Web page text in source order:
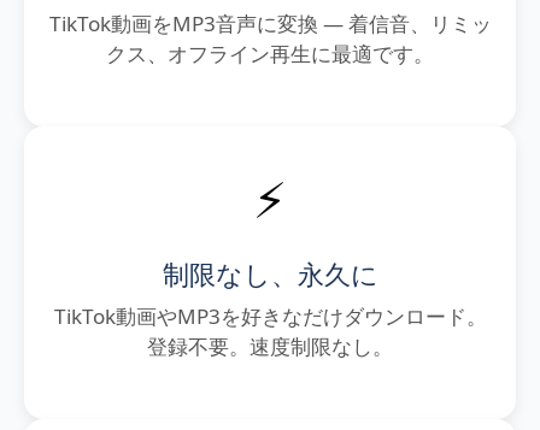
TikTok動画をMP3音声に変換 — 着信音、リミッ
クス、オフライン再生に最適です。
⚡
制限なし、永久に
TikTok動画やMP3を好きなだけダウンロード。
登録不要。速度制限なし。